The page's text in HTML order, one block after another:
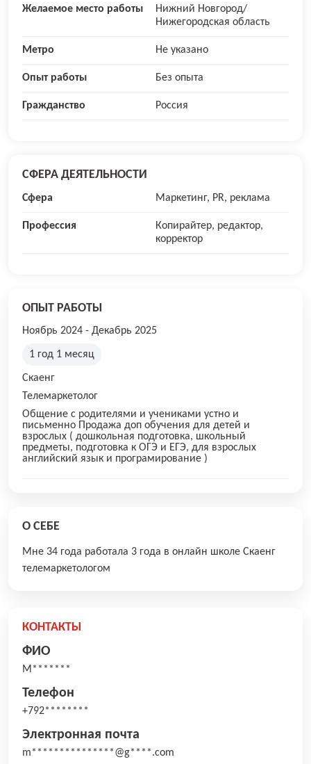
Желаемое место работы
Нижний Новгород/
Нижегородская область
Метро Не указано
Опыт работы Без опыта
Гражданство Россия
СФЕРА ДЕЯТЕЛЬНОСТИ
Сфера Маркетинг, PR, реклама
Профессия
Копирайтер, редактор,
корректор
ОПЫТ РАБОТЫ
Ноябрь 2024 - Декабрь 2025
1 год 1 месяц
Скаенг
Телемаркетолог
Общение с родителями и учениками устно и
письменно Продажа доп обучения для детей и
взрослых ( дошкольная подготовка, школьный
предметы, подготовка к ОГЭ и ЕГЭ, для взрослых
английский язык и програмирование )
О СЕБЕ
Мне 34 года работала 3 года в онлайн школе Скаенг
телемаркетологом
КОНТАКТЫ
ФИО
М*******
Телефон
+792********
Электронная почта
m***************@g****.com